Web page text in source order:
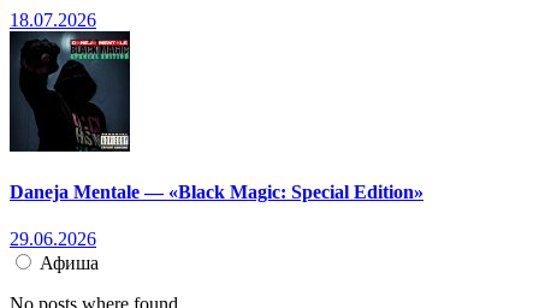
18.07.2026
Daneja Mentale — «Black Magic: Special Edition»
29.06.2026
Афиша
No posts where found